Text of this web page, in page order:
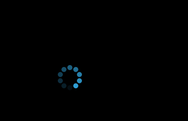
1 сезон 2 серия
1 сезон 1 серия